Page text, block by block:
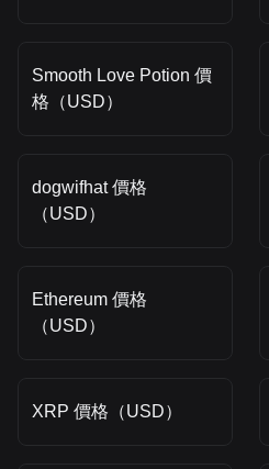
Smooth Love Potion 價
格（USD）
dogwifhat 價格
（USD）
Ethereum 價格
（USD）
XRP 價格（USD）